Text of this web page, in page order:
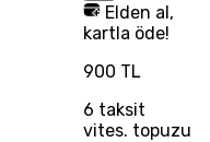
Elden al,
kartla öde!
900 TL
6 taksit
vites. topuzu